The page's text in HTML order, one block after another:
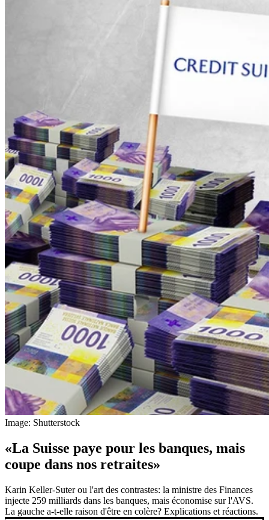
Image: Shutterstock
«La Suisse paye pour les banques, mais
coupe dans nos retraites»
Karin Keller-Suter ou l'art des contrastes: la ministre des Finances
injecte 259 milliards dans les banques, mais économise sur l'AVS.
La gauche a-t-elle raison d'être en colère? Explications et réactions.